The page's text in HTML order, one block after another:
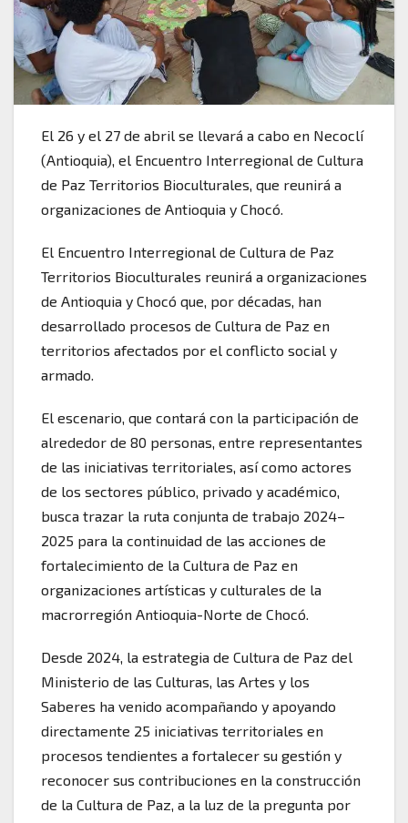
El 26 y el 27 de abril se llevará a cabo en Necoclí
(Antioquia), el Encuentro Interregional de Cultura
de Paz Territorios Bioculturales, que reunirá a
organizaciones de Antioquia y Chocó.
El Encuentro Interregional de Cultura de Paz
Territorios Bioculturales reunirá a organizaciones
de Antioquia y Chocó que, por décadas, han
desarrollado procesos de Cultura de Paz en
territorios afectados por el conflicto social y
armado.
El escenario, que contará con la participación de
alrededor de 80 personas, entre representantes
de las iniciativas territoriales, así como actores
de los sectores público, privado y académico,
busca trazar la ruta conjunta de trabajo 2024–
2025 para la continuidad de las acciones de
fortalecimiento de la Cultura de Paz en
organizaciones artísticas y culturales de la
macrorregión Antioquia-Norte de Chocó.
Desde 2024, la estrategia de Cultura de Paz del
Ministerio de las Culturas, las Artes y los
Saberes ha venido acompañando y apoyando
directamente 25 iniciativas territoriales en
procesos tendientes a fortalecer su gestión y
reconocer sus contribuciones en la construcción
de la Cultura de Paz, a la luz de la pregunta por